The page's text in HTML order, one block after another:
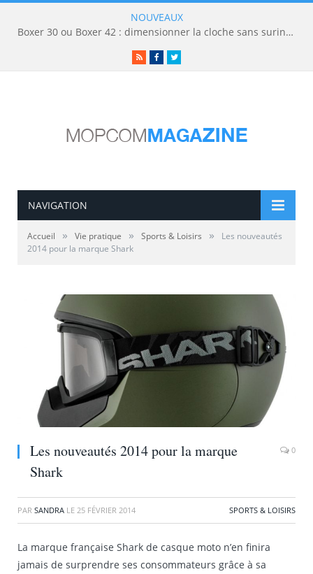
NOUVEAUX
Boxer 30 ou Boxer 42 : dimensionner la cloche sans surinvestir
RSSFacebookTwitter
NAVIGATION
Accueil » Vie pratique » Sports & Loisirs »
Les nouveautés
2014 pour la marque Shark
Les nouveautés 2014 pour la marque
Shark
0
PAR SANDRA LE 25 FÉVRIER 2014 SPORTS & LOISIRS
La marque française Shark de casque moto n’en finira
jamais de surprendre ses consommateurs grâce à sa